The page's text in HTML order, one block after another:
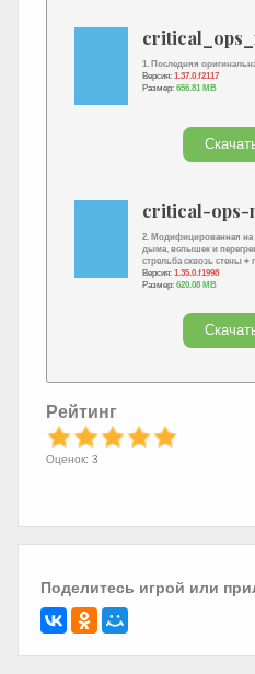
1. Последняя
Версия: 1.37.0.f2117
Размер: 656.81 MB
critical-ops-
2. Модифицированная на
дыма, вспышек и
стрельба сквозь стены +
Версия: 1.35.0.f1998
Размер: 620.08 MB
Рейтинг
Оценок: 3
Поделитесь игрой или